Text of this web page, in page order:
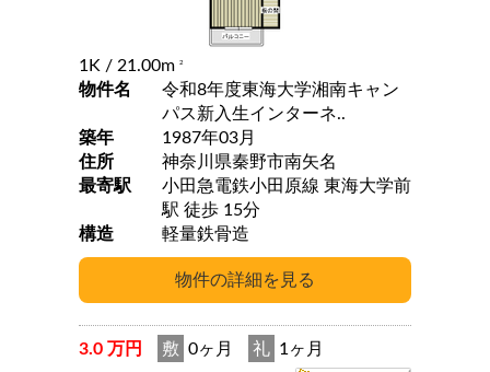
1K / 21.00m 2
物件名
令和8年度東海大学湘南キャン
パス新入生インターネ..
築年
1987年03月
住所
神奈川県秦野市南矢名
最寄駅
小田急電鉄小田原線 東海大学前
駅 徒歩 15分
構造
軽量鉄骨造
3.0 万円 敷 0ヶ月 礼 1ヶ月